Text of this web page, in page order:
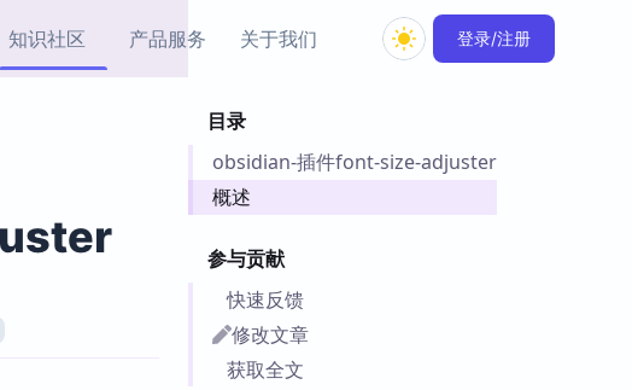
知识社区 产品服务
Obsidian 思维导图插件
Obsidian 教程
关于我们 登录/注册
目录
obsidian-插件font-size-adjuster
概述
参与贡献
快速反馈
修改文章
获取全文